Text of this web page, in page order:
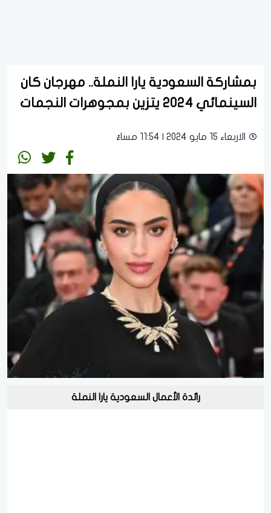
بمشاركة السعودية يارا النملة.. مهرجان كان
السينمائي 2024 يتزين بمجوهرات النجمات
الاربعاء 15 مايو 2024 | 11:54 مساءً
رائدة الأعمال السعودية يارا النملة